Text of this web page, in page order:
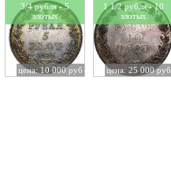
3/4 рубля - 5
злотых
цена: 10 000 руб
1 1/2 рубля - 10
злотых
цена: 25 000 руб